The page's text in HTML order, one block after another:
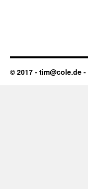
© 2017 - tim@cole.de -